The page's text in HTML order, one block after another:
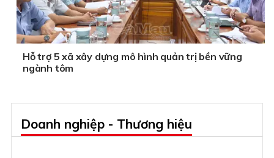
Hỗ trợ 5 xã xây dựng mô hình quản trị bền vững
ngành tôm
Doanh nghiệp - Thương hiệu